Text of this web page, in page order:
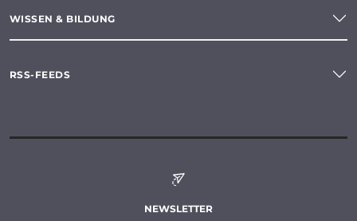
WISSEN & BILDUNG
RSS-FEEDS
NEWSLETTER